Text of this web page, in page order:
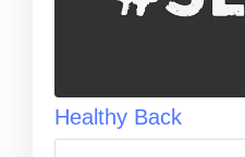
Healthy Back